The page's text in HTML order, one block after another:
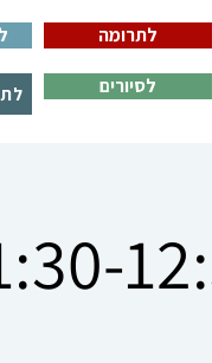
לתרומה
לסיורים